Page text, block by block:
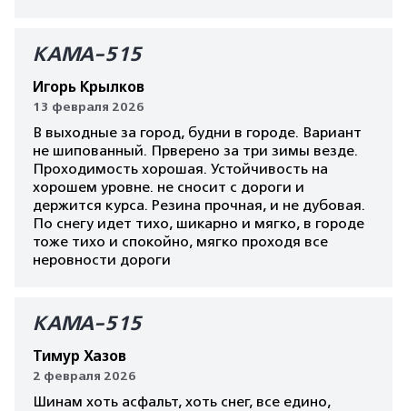
КАМА-515
Игорь Крылков
13 февраля 2026
В выходные за город, будни в городе. Вариант
не шипованный. Прверено за три зимы везде.
Проходимость хорошая. Устойчивость на
хорошем уровне. не сносит с дороги и
держится курса. Резина прочная, и не дубовая.
По снегу идет тихо, шикарно и мягко, в городе
тоже тихо и спокойно, мягко проходя все
неровности дороги
КАМА-515
Тимур Хазов
2 февраля 2026
Шинам хоть асфальт, хоть снег, все едино,